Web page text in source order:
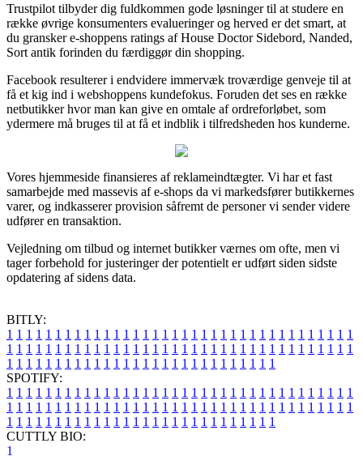
Trustpilot tilbyder dig fuldkommen gode løsninger til at studere en
række øvrige konsumenters evalueringer og herved er det smart, at
du gransker e-shoppens ratings af House Doctor Sidebord, Nanded,
Sort antik forinden du færdiggør din shopping.
Facebook resulterer i endvidere immervæk troværdige genveje til at
få et kig ind i webshoppens kundefokus. Foruden det ses en række
netbutikker hvor man kan give en omtale af ordreforløbet, som
ydermere må bruges til at få et indblik i tilfredsheden hos kunderne.
Vores hjemmeside finansieres af reklameindtægter. Vi har et fast
samarbejde med massevis af e-shops da vi markedsfører butikkernes
varer, og indkasserer provision såfremt de personer vi sender videre
udfører en transaktion.
Vejledning om tilbud og internet butikker værnes om ofte, men vi
tager forbehold for justeringer der potentielt er udført siden sidste
opdatering af sidens data.
BITLY:
1 1 1 1 1 1 1 1 1 1 1 1 1 1 1 1 1 1 1 1 1 1 1 1 1 1 1 1 1 1 1 1 1 1 1 1
1 1 1 1 1 1 1 1 1 1 1 1 1 1 1 1 1 1 1 1 1 1 1 1 1 1 1 1 1 1 1 1 1 1 1 1
1 1 1 1 1 1 1 1 1 1 1 1 1 1 1 1 1 1 1 1 1 1 1 1 1 1 1 1
SPOTIFY:
1 1 1 1 1 1 1 1 1 1 1 1 1 1 1 1 1 1 1 1 1 1 1 1 1 1 1 1 1 1 1 1 1 1 1 1
1 1 1 1 1 1 1 1 1 1 1 1 1 1 1 1 1 1 1 1 1 1 1 1 1 1 1 1 1 1 1 1 1 1 1 1
1 1 1 1 1 1 1 1 1 1 1 1 1 1 1 1 1 1 1 1 1 1 1 1 1 1 1 1
CUTTLY BIO:
1